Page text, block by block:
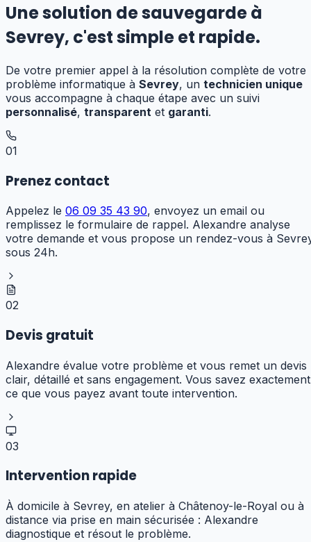
Une solution de sauvegardeà
Sevrey, c'est simple et rapide.
De votre premier appel à la résolution complète de votre
problème informatique à Sevrey, un technicien unique
vous accompagne à chaque étape avec un suivi
personnalisé, transparent et garanti.
01
Prenez contact
Appelez le 06 09 35 43 90, envoyez un email ou
remplissez le formulaire de rappel. Alexandre analyse
votre demande et vous propose un rendez-vous à
sous 24h.
02
Devis gratuit
Alexandre évalue votre problème et vous remet un devis
clair, détaillé et sans engagement. Vous savez exactement
ce que vous payez avant toute intervention.
03
Intervention rapide
À domicile à Sevrey, en atelier à Châtenoy-le-Royal ou à
distance via prise en main sécurisée : Alexandre
diagnostique et résout le problème.